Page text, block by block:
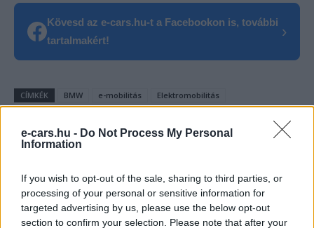
e-cars.hu - Do Not Process My Personal
Information
If you wish to opt-out of the sale, sharing to third parties, or
processing of your personal or sensitive information for
targeted advertising by us, please use the below opt-out
section to confirm your selection. Please note that after your
Kövesd az e-cars.hu-t a Facebookon is, további
tartalmakért!
›
CÍMKÉK BMW e-mobilitás
Elektromobilitás